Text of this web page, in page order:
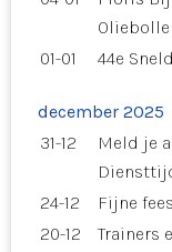
01-01
44e
december 2025
31-12
Meld je
24-12
Fijne
20-12
Trainers